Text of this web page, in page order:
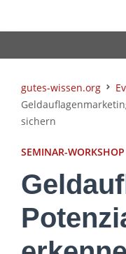
gutes-wissen.org
sichern
SEMINAR-WORKSHOP